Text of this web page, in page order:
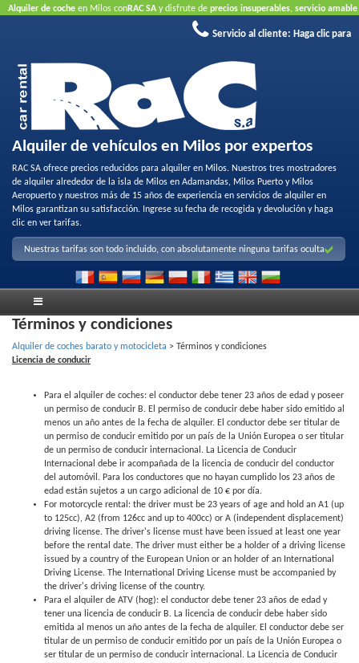
Alquiler de coche en Milos conRAC SA y disfrute de precios insuperables, servicio amable
para aprovechar nuestras ofertas de
Servicio al cliente: Haga clic para
Alquiler de vehículos en Milos por expertos
RAC SA ofrece precios reducidos para alquiler en Milos. Nuestros tres mostradores
de alquiler alrededor de la isla de Milos en Adamandas, Milos Puerto y Milos
Aeropuerto y nuestros más de 15 años de experiencia en servicios de alquiler en
Milos garantizan su satisfacción. Ingrese su fecha de recogida y devolución y haga
clic en ver tarifas.
Nuestras tarifas son todo incluido, con absolutamente ninguna tarifas oculta
Términos y condiciones
Alquiler de coches barato y motocicleta >
Términos y condiciones
Licencia de conducir
Para el alquiler de coches: el conductor debe tener 23 años de edad y poseer
un permiso de conducir B. El permiso de conducir debe haber sido emitido al
menos un año antes de la fecha de alquiler. El conductor debe ser titular de
un permiso de conducir emitido por un país de la Unión Europea o ser titular
de un permiso de conducir internacional. La Licencia de Conducir
Internacional debe ir acompañada de la licencia de conducir del conductor
del automóvil. Para los conductores que no hayan cumplido los 23 años de
edad están sujetos a un cargo adicional de 10 € por día.
For motorcycle rental: the driver must be 23 years of age and hold an A1 (up
to 125cc), A2 (from 126cc and up to 400cc) or A (independent displacement)
driving license. The driver's license must have been issued at least one year
before the rental date. The driver must either be a holder of a driving license
issued by a country of the European Union or an holder of an International
Driving License. The International Driving License must be accompanied by
the driver's driving license of the country.
Para el alquiler de ATV (hog): el conductor debe tener 23 años de edad y
tener una licencia de conducir B. La licencia de conducir debe haber sido
emitida al menos un año antes de la fecha de alquiler. El conductor debe ser
titular de un permiso de conducir emitido por un país de la Unión Europea o
ser titular de un permiso de conducir internacional. La Licencia de Conducir